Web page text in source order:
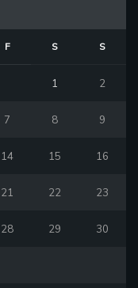
F S S
1 2
7 8 9
14 15 16
21 22 23
28 29 30